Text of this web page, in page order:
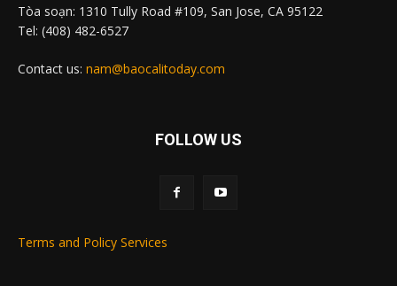
Tòa soạn: 1310 Tully Road #109, San Jose, CA 95122
Tel: (408) 482-6527
Contact us: nam@baocalitoday.com
FOLLOW US
Terms and Policy Services